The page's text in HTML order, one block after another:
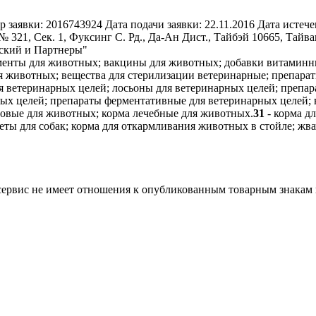
заявки: 2016743924 Дата подачи заявки: 22.11.2016 Дата
1, Фуксинг С. Рд., Да-Ан Дист., Тайбэй 10665,
и Партнеры"
для животных; вакцины для животных; добавки
вещества для стерилизации ветеринарные;
целей; лосьоны для ветеринарных целей;
целей; препараты ферментативные для ветеринарных
для животных; корма лечебные для животных.31 - корма
для собак; корма для откармливания животных в стойле;
не имеет отношения к опубликованным товарным